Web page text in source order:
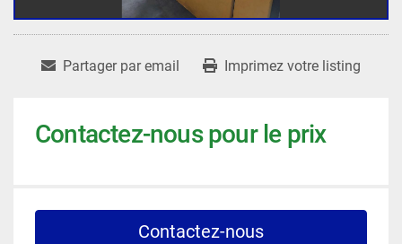
Partager par email Imprimez votre listing
Contactez-nous pour le prix
Contactez-nous